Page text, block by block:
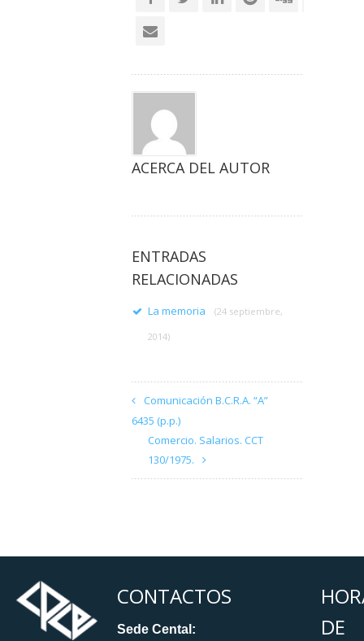
ACERCA DEL AUTOR
ENTRADAS
RELACIONADAS
La memoria (24 septiembre,
2014)
Comunicación B.C.R.A. “A”
6435 (p.p.)
Comercio. Salarios. CCT
130/1975.
CONTACTOS
Sede Cental:
DE